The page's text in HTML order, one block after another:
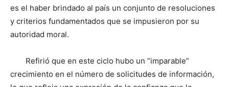
es el haber brindado al país un conjunto de resoluciones
y criterios fundamentados que se impusieron por su
autoridad moral.
Refirió que en este ciclo hubo un “imparable”
crecimiento en el número de solicitudes de información,